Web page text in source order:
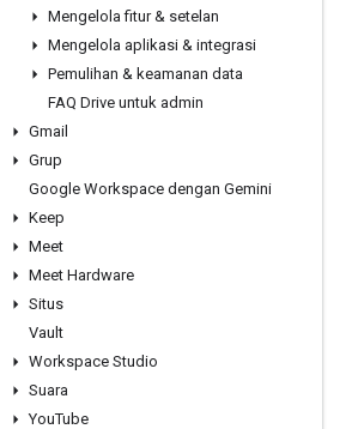
Mengelola fitur & setelan
Mengelola aplikasi & integrasi
Pemulihan & keamanan data
FAQ Drive untuk admin
Gmail
Grup
Google Workspace dengan Gemini
Keep
Meet
Meet Hardware
Situs
Vault
Workspace Studio
Suara
YouTube